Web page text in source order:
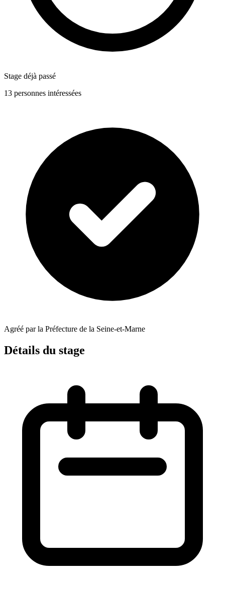
Stage déjà passé
13 personnes intéressées
Agréé par la Préfecture de la Seine-et-Marne
Détails du stage